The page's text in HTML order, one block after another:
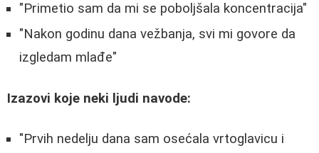
"Primetio sam da mi se poboljšala koncentracija"
"Nakon godinu dana vežbanja, svi mi govore da
izgledam mlađe"
Izazovi koje neki ljudi navode:
"Prvih nedelju dana sam osećala vrtoglavicu i